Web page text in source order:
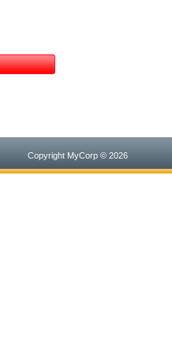
Copyright MyCorp © 2026